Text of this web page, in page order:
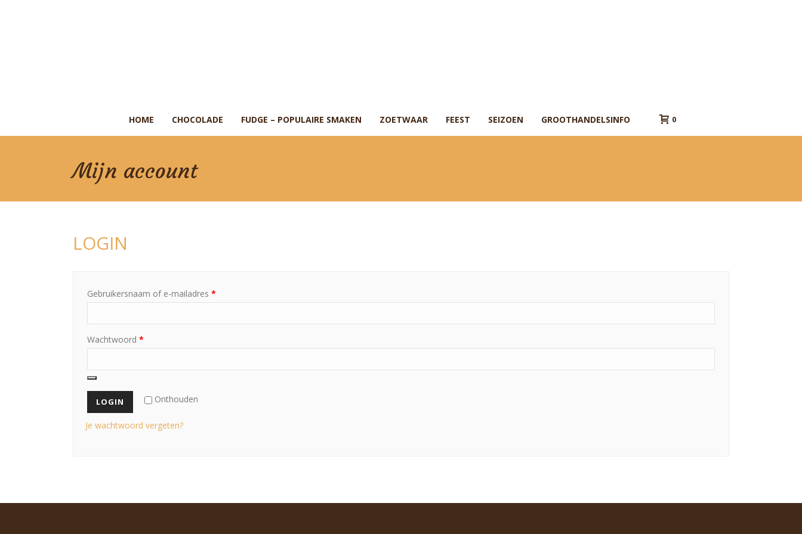
HOME CHOCOLADE FUDGE – POPULAIRE SMAKEN ZOETWAAR FEEST SEIZOEN GROOTHANDELSINFO 0
Mijn account
LOGIN
Gebruikersnaam of e-mailadres *
Wachtwoord *
Onthouden
Je wachtwoord vergeten?